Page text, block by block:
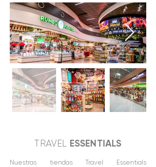
TRAVEL ESSENTIALS
Nuestras tiendas Travel Essentials